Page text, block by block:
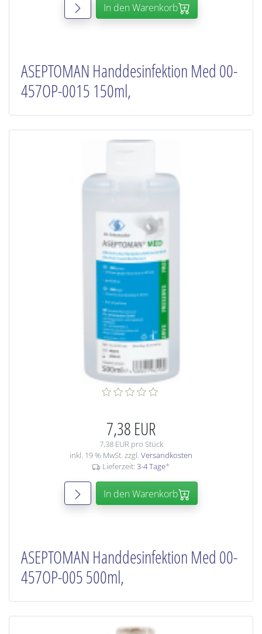
In den Warenkorb
ASEPTOMAN Handdesinfektion Med 00-
457OP-0015 150ml,
7,38 EUR
7,38 EUR pro Stück
inkl. 19 % MwSt. zzgl. Versandkosten
Lieferzeit: 3-4 Tage*
In den Warenkorb
ASEPTOMAN Handdesinfektion Med 00-
457OP-005 500ml,